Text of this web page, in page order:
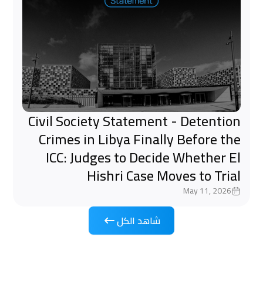
Civil Society Statement - Detention
Crimes in Libya Finally Before the
ICC: Judges to Decide Whether El
Hishri Case Moves to Trial
May 11, 2026
شاهد الكل